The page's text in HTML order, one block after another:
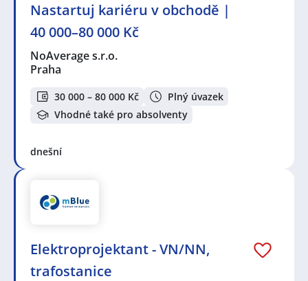
Nastartuj kariéru v obchodě |
40 000–80 000 Kč
NoAverage s.r.o.
Praha
30 000 – 80 000 Kč
Plný úvazek
Vhodné také pro absolventy
dnešní
Elektroprojektant - VN/NN,
trafostanice